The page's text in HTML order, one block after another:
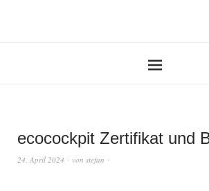
ecocockpit Zertifikat und
24. April 2024 von stefan